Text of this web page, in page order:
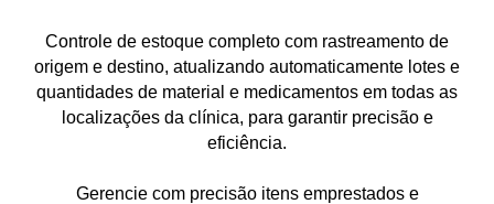
Controle de estoque completo com rastreamento de
origem e destino, atualizando automaticamente lotes e
quantidades de material e medicamentos em todas as
localizações da clínica, para garantir precisão e
eficiência.
Gerencie com precisão itens emprestados e